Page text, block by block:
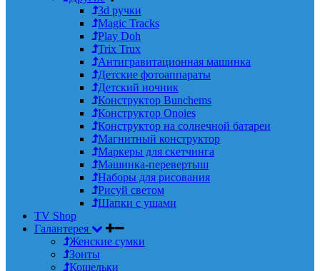
3d ручки
Magic Tracks
Play Doh
Trix Trux
Антигравитационная машинка
Детские фотоаппараты
Детский ночник
Конструктор Bunchems
Конструктор Onoies
Конструктор на солнечной батареи
Магнитный конструктор
Маркеры для скетчинга
Машинка-перевертыш
Наборы для рисования
Рисуй светом
Шапки с ушами
TV Shop
Галантерея
Женские сумки
Зонты
Кошельки